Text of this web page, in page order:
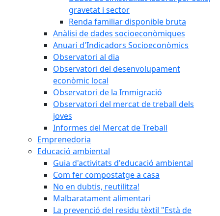
gravetat i sector
Renda familiar disponible bruta
Anàlisi de dades socioeconòmiques
Anuari d'Indicadors Socioeconòmics
Observatori al dia
Observatori del desenvolupament
econòmic local
Observatori de la Immigració
Observatori del mercat de treball dels
joves
Informes del Mercat de Treball
Emprenedoria
Educació ambiental
Guia d'activitats d'educació ambiental
Com fer compostatge a casa
No en dubtis, reutilitza!
Malbaratament alimentari
La prevenció del residu tèxtil "Està de